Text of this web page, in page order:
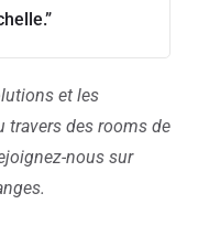
et les
travers des rooms de
nous sur